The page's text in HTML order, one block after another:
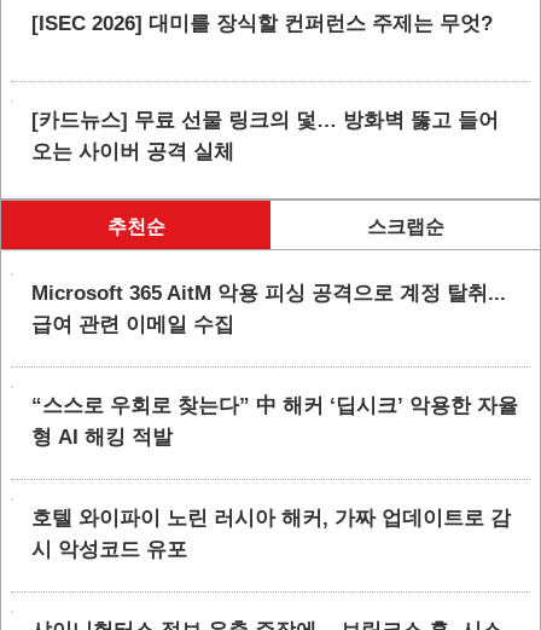
[ISEC 2026] 대미를 장식할 컨퍼런스 주제는 무엇?
[카드뉴스] 무료 선물 링크의 덫… 방화벽 뚫고 들어
오는 사이버 공격 실체
추천순 스크랩순
Microsoft 365 AitM 악용 피싱 공격으로 계정 탈취...
급여 관련 이메일 수집
“스스로 우회로 찾는다” 中 해커 ‘딥시크’ 악용한 자율
형 AI 해킹 적발
호텔 와이파이 노린 러시아 해커, 가짜 업데이트로 감
시 악성코드 유포